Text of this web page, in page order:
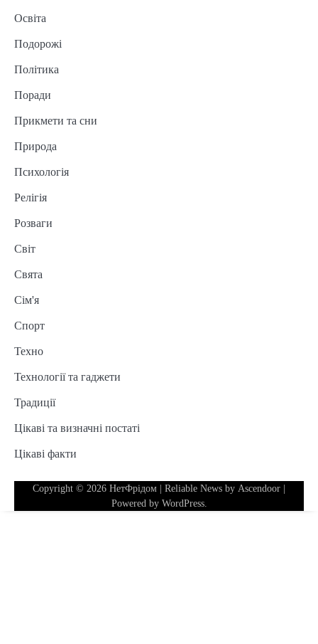
Освіта
Подорожі
Політика
Поради
Прикмети та сни
Природа
Психологія
Релігія
Розваги
Світ
Свята
Сім'я
Спорт
Техно
Технології та гаджети
Традиції
Цікаві та визначні постаті
Цікаві факти
Copyright © 2026 НетФрідом | Reliable News by Ascendoor
Powered by WordPress.